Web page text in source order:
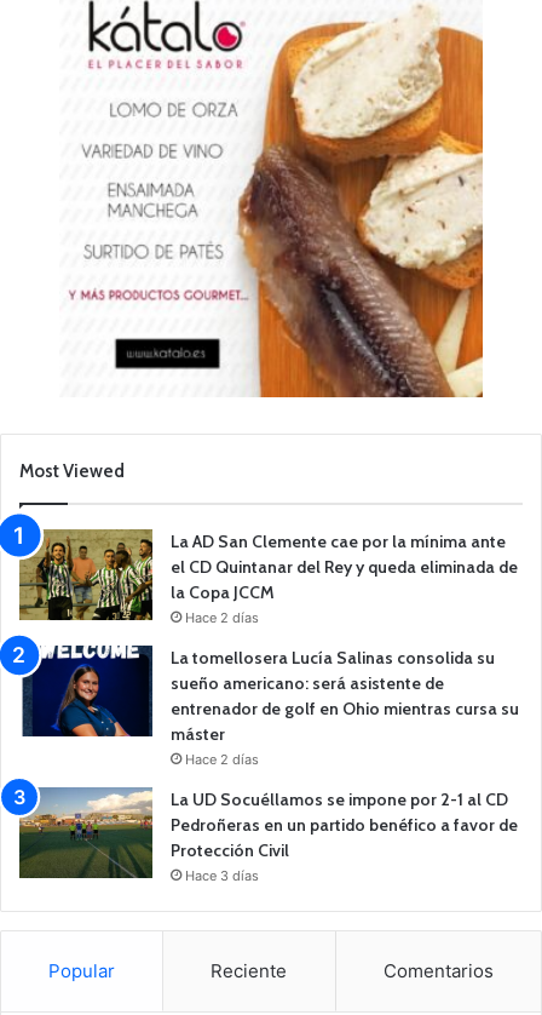
Most Viewed
La AD San Clemente cae por la mínima ante
el CD Quintanar del Rey y queda eliminada de
la Copa JCCM
Hace 2 días
La tomellosera Lucía Salinas consolida su
sueño americano: será asistente de
entrenador de golf en Ohio mientras cursa su
máster
Hace 2 días
La UD Socuéllamos se impone por 2-1 al CD
Pedroñeras en un partido benéfico a favor de
Protección Civil
Hace 3 días
Popular Reciente Comentarios